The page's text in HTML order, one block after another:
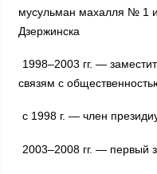
мусульман махалля № 1
Дзержинска
1998–2003 гг. —
связям с
с 1998 г. — член
2003–2008 гг. — первый